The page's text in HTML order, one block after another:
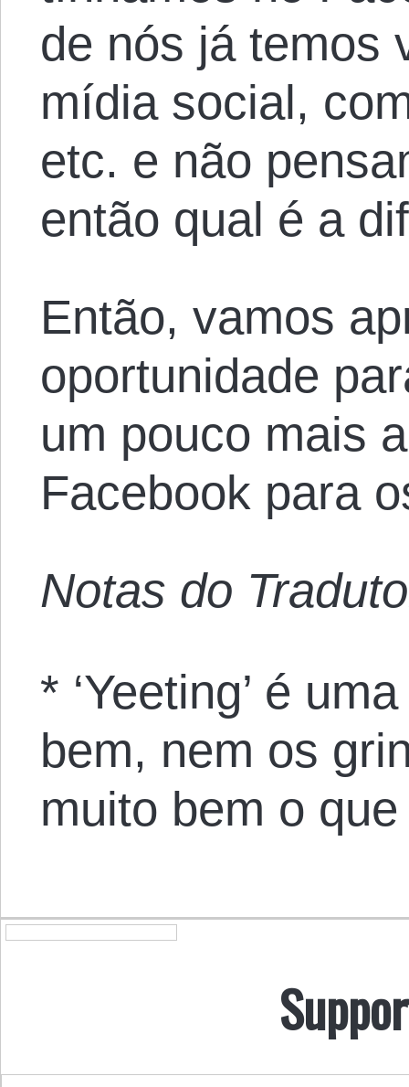
de nós já temos
mídia social,
etc. e não
então qual é a
Então, vamos
oportunidade
um pouco mais
Facebook para
Notas do
* ‘Yeeting’ é
bem, nem os
muito bem o